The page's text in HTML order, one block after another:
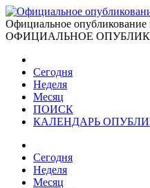
Официальное опубликование
ОФИЦИАЛЬНОЕ
Сегодня
Неделя
Месяц
ПОИСК
КАЛЕНДАРЬ
Сегодня
Неделя
Месяц